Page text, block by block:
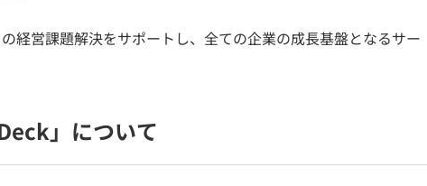
経営課題解決をサポートし、全ての企業の成長基盤となるサー
」について